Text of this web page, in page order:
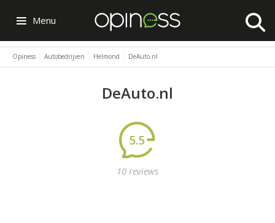
Menu
Opiness Autobedrijven Helmond DeAuto.nl
DeAuto.nl
5.5
10 reviews